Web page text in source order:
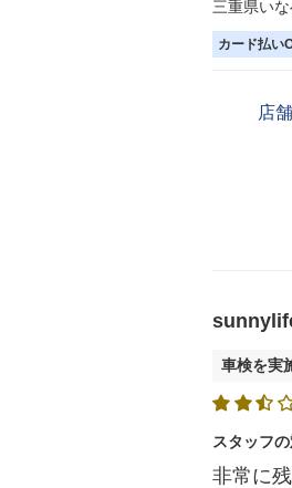
三重県い
カード払い
店
車検を実
スタッフ
非常に